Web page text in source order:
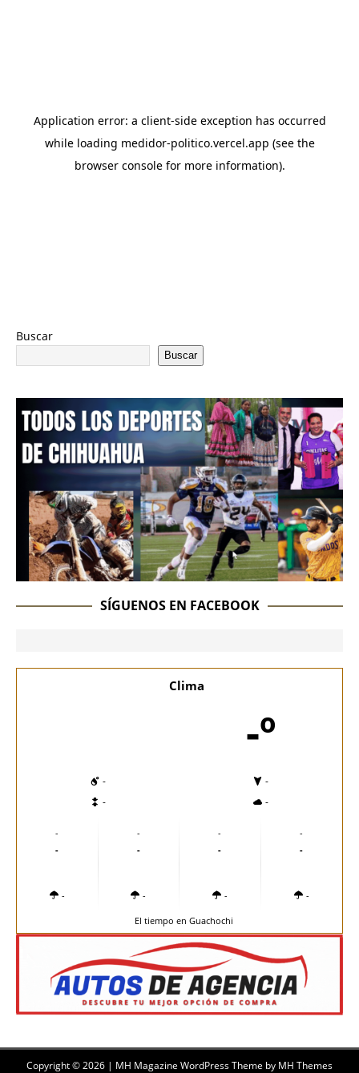
Buscar
Buscar
SÍGUENOS EN FACEBOOK
Clima
-º
-
-
-
-
-
-
-
-
-
-
-
-
-
-
-
-
El tiempo en Guachochi
Copyright © 2026 | MH Magazine WordPress Theme by MH Themes